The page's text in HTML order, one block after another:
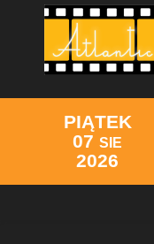
PIĄTEK
07 SIE
2026